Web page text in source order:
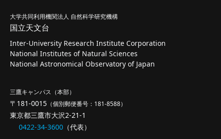
大学共同利用機関法人 自然科学研究機構
国立天文台
Inter-University Research Institute Corporation
National Institutes of Natural Sciences
National Astronomical Observatory of Japan
三鷹キャンパス（本部）
〒181-0015 （個別郵便番号：181-8588）
東京都三鷹市大沢2-21-1
0422-34-3600 （代表）